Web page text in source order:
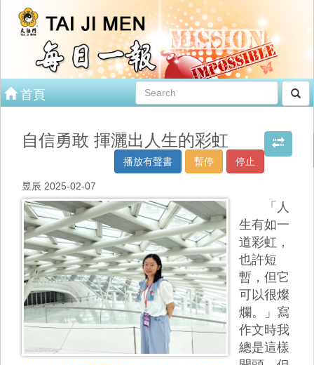
首頁
自信勇敢 揮灑出人生的彩虹
停止
暫停
播放有聲書
昱辰 2025-02-07
「人
生有如一
道彩虹，
也許短
暫，但它
可以很燦
爛。」寫
作文時我
總是這樣